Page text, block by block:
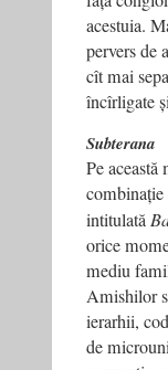
acestuia.
pervers de
cît mai
încîrligate
Subterana
Pe
intitulată
orice
mediu
Amishilor
ierarhii,
de